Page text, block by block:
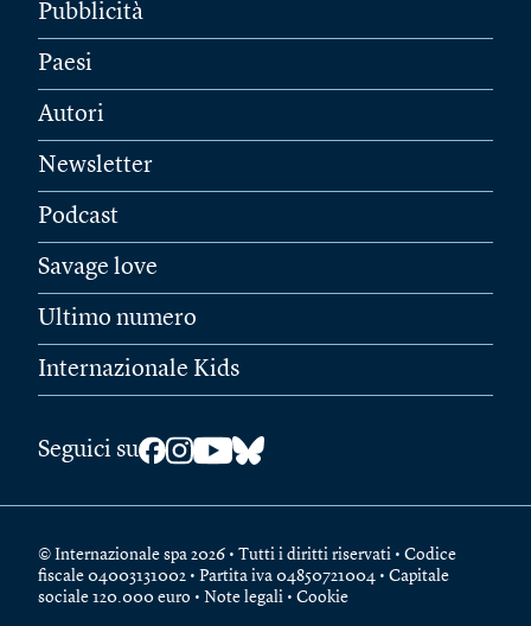
Pubblicità
Paesi
Autori
Newsletter
Podcast
Savage love
Ultimo numero
Internazionale Kids
Seguici su
© Internazionale spa 2026 • Tutti i diritti riservati • Codice
fiscale 04003131002 • Partita iva 04850721004 • Capitale
sociale 120.000 euro • Note legali • Cookie